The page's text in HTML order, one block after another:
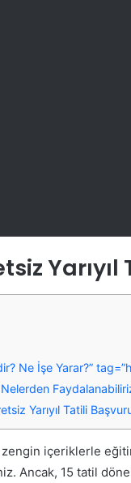
Yarıyıl
Ne İşe Yarar?”
Yarıyıl Tatili
içeriklerle
Ancak, 15 tatil